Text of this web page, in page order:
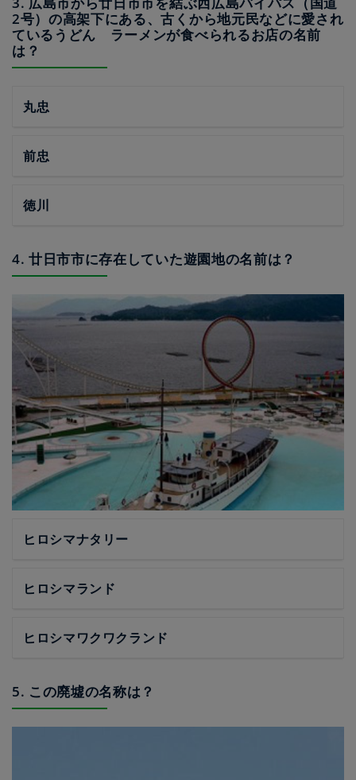
2号）の高架下にある、古くから地元民などに愛され
ているうどん ラーメンが食べられるお店の名前
は？
丸忠
前忠
徳川
4. 廿日市市に存在していた遊園地の名前は？
ヒロシマナタリー
ヒロシマランド
ヒロシマワクワクランド
5. この廃墟の名称は？